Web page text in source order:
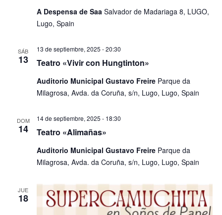
A Despensa de Saa Salvador de Madariaga 8, LUGO,
Lugo, Spain
SÁB
13 Teatro «Vivir con Hungtinton»
13 de septiembre, 2025 - 20:30
​Auditorio Municipal Gustavo Freire Parque da
Milagrosa, Avda. da Coruña, s/n, Lugo, Lugo, Spain
DOM
14 Teatro «Alimañas»
14 de septiembre, 2025 - 18:30
​Auditorio Municipal Gustavo Freire Parque da
Milagrosa, Avda. da Coruña, s/n, Lugo, Lugo, Spain
JUE
18